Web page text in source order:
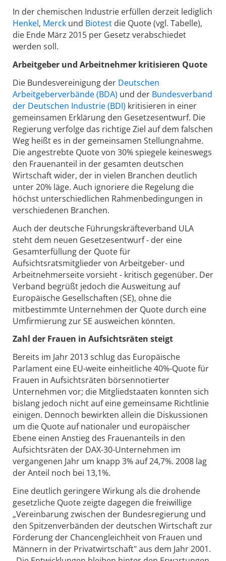
In der chemischen Industrie erfüllen derzeit lediglich
Henkel, Merck und Biotest die Quote (vgl. Tabelle),
die Ende März 2015 per Gesetz verabschiedet
werden soll.
Arbeitgeber und Arbeitnehmer kritisieren Quote
Die Bundesvereinigung der Deutschen
Arbeitgeberverbände (BDA) und der Bundesverband
der Deutschen Industrie (BDI) kritisieren in einer
gemeinsamen Erklärung den Gesetzesentwurf. Die
Regierung verfolge das richtige Ziel auf dem falschen
Weg heißt es in der gemeinsamen Stellungnahme.
Die angestrebte Quote von 30% spiegele keineswegs
den Frauenanteil in der gesamten deutschen
Wirtschaft wider, der in vielen Branchen deutlich
unter 20% läge. Auch ignoriere die Regelung die
höchst unterschiedlichen Rahmenbedingungen in
verschiedenen Branchen.
Auch der deutsche Führungskräfteverband ULA
steht dem neuen Gesetzesentwurf - der eine
Gesamterfüllung der Quote für
Aufsichtsratsmitglieder von Arbeitgeber- und
Arbeitnehmerseite vorsieht - kritisch gegenüber. Der
Verband begrüßt jedoch die Ausweitung auf
Europäische Gesellschaften (SE), ohne die
mitbestimmte Unternehmen der Quote durch eine
Umfirmierung zur SE ausweichen könnten.
Zahl der Frauen in Aufsichtsräten steigt
Bereits im Jahr 2013 schlug das Europäische
Parlament eine EU-weite einheitliche 40%-Quote für
Frauen in Aufsichtsräten börsennotierter
Unternehmen vor; die Mitgliedstaaten konnten sich
bislang jedoch nicht auf eine gemeinsame Richtlinie
einigen. Dennoch bewirkten allein die Diskussionen
um die Quote auf nationaler und europäischer
Ebene einen Anstieg des Frauenanteils in den
Aufsichtsräten der DAX-30-Unternehmen im
vergangenen Jahr um knapp 3% auf 24,7%. 2008 lag
der Anteil noch bei 13,1%.
Eine deutlich geringere Wirkung als die drohende
gesetzliche Quote zeigte dagegen die freiwillige
„Vereinbarung zwischen der Bundesregierung und
den Spitzenverbänden der deutschen Wirtschaft zur
Förderung der Chancengleichheit von Frauen und
Männern in der Privatwirtschaft" aus dem Jahr 2001.